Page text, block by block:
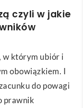
czyli w jakie
w którym ubiór i
obowiązkiem. I
do powagi
prawnik